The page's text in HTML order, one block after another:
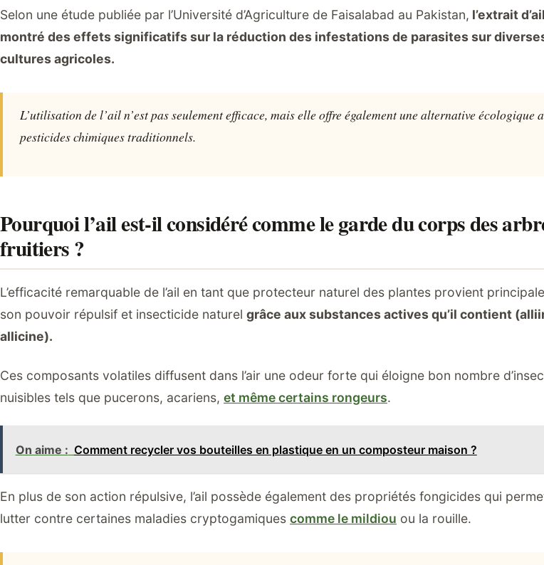
Selon une étude publiée par l’Université d’Agriculture de Faisalabad au Pakistan, l’extrait
montré des effets significatifs sur la réduction des infestations de parasites sur
cultures agricoles.
L’utilisation de l’ail n’est pas seulement efficace, mais elle offre également une alternative écologique
pesticides chimiques traditionnels.
Pourquoi l’ail est-il considéré comme le garde du corps des
fruitiers ?
L’efficacité remarquable de l’ail en tant que protecteur naturel des plantes provient
son pouvoir répulsif et insecticide naturel grâce aux substances actives qu’il contient
allicine).
Ces composants volatiles diffusent dans l’air une odeur forte qui éloigne bon nombre
nuisibles tels que pucerons, acariens, et même certains rongeurs.
On aime : Comment recycler vos bouteilles en plastique en un composteur maison ?
En plus de son action répulsive, l’ail possède également des propriétés fongicides qui
lutter contre certaines maladies cryptogamiques comme le mildiou ou la rouille.